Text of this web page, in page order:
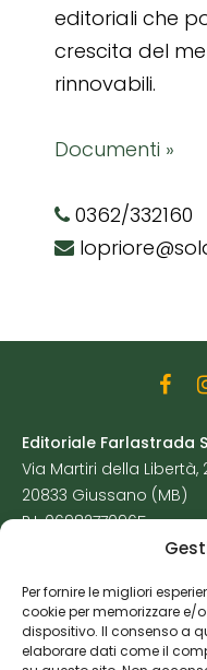
Per fornire le migliori
cookie per memorizzare e/
dispositivo. Il consenso a
elaborare dati come il
editoriali che
crescita del
rinnovabili.
Documenti »
0362/332160
Editoriale Farlastrada
Via Martiri della Libertà,
20833 Giussano (MB)
P.I. 06982770965
Cookie Policy
Risorse Aggiuntive